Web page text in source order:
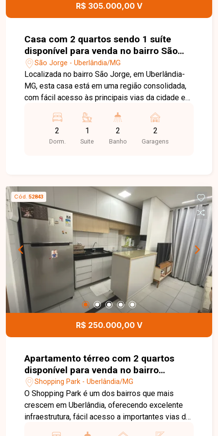
R$ 305.000,00 V
Casa com 2 quartos sendo 1 suíte
disponível para venda no bairro São
Jorge em Uberlândia-MG
São Jorge - Uberlândia/MG
Localizada no bairro São Jorge, em Uberlândia-
MG, esta casa está em uma região consolidada,
com fácil acesso às principais vias da cidade e
comércios e diversos serviços, proporcionando
praticidade, conforto e qualidade de vida. O
imóvel é uma casa geminada com 65 m² de área
americana com bancada em granito e ambientes
planejados para oferecer funcionalidade e
excelente aproveitamento dos espaços. O
acabamento é de muito bom gosto, valorizando o
conforto, a praticidade e a modernidade do
imóvel. Esta é uma excelente oportunidade para
quem busca uma casa nova, funcional e bem
localizada no bairro São Jorge. Agende uma
visita e venha conhecer todos os detalhes deste
imóvel.
2
Dorm.
1
Suite
2
Banho
2
Garagens
Cód. 52843
R$ 250.000,00 V
Apartamento térreo com 2 quartos
disponível para venda no bairro
Shopping Park em Uberlândia-MG
Shopping Park - Uberlândia/MG
O Shopping Park é um dos bairros que mais
crescem em Uberlândia, oferecendo excelente
infraestrutura, fácil acesso a importantes vias da